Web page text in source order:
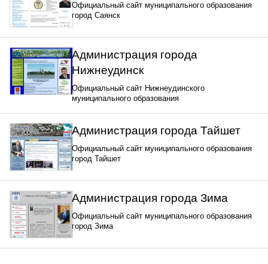
Официальный сайт муниципального образования
город Саянск
Администрация города
Нижнеудинск
Официальный сайт Нижнеудинского
муниципального образования
Администрация города Тайшет
Официальный сайт муниципального образования
город Тайшет
Администрация города Зима
Официальный сайт муниципального образования
город Зима